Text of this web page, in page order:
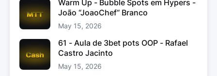
Warm Up - Bubble Spots em Hypers -
João “JoaoChef“ Branco
May 15, 2026
61 - Aula de 3bet pots OOP - Rafael
Castro Jacinto
May 15, 2026